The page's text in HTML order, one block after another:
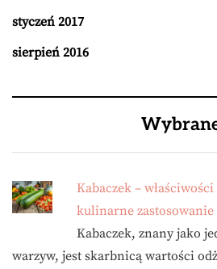
styczeń 2017
sierpień 2016
Kabaczek –
kulinarne zastosowanie
Kabaczek, znany jako
warzyw, jest skarbnicą wartości